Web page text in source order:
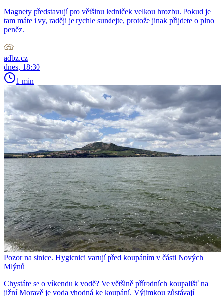
Magnety představují pro většinu ledniček velkou hrozbu. Pokud je
tam máte i vy, raději je rychle sundejte, protože jinak přijdete o plno
peněz.
adbz.cz
dnes, 18:30
1 min
Pozor na sinice. Hygienici varují před koupáním v části Nových
Mlýnů
Chystáte se o víkendu k vodě? Ve většině přírodních koupališť na
jižní Moravě je voda vhodná ke koupání. Výjimkou zůstávají